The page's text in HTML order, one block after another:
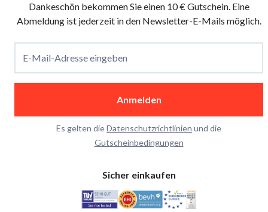
Dankeschön bekommen Sie einen 10 € Gutschein. Eine
Abmeldung ist jederzeit in den Newsletter-E-Mails möglich.
E-Mail-Adresse eingeben
Anmelden
Es gelten dieDatenschutzrichtlinien und die
Gutscheinbedingungen
Sicher einkaufen